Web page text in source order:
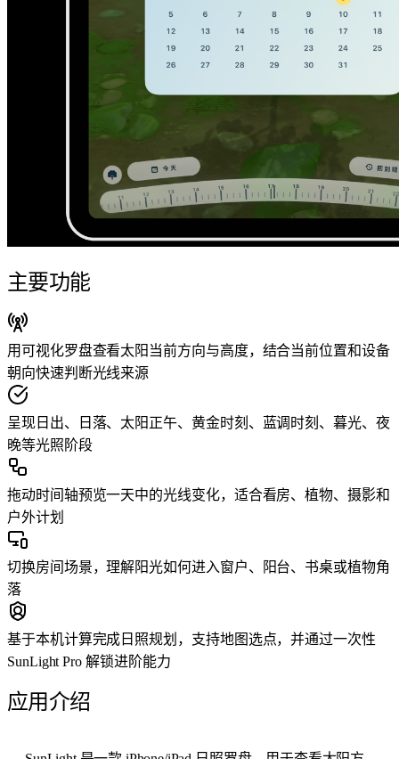
主要功能
用可视化罗盘查看太阳当前方向与高度，结合当前位置和设备
朝向快速判断光线来源
呈现日出、日落、太阳正午、黄金时刻、蓝调时刻、暮光、夜
晚等光照阶段
拖动时间轴预览一天中的光线变化，适合看房、植物、摄影和
户外计划
切换房间场景，理解阳光如何进入窗户、阳台、书桌或植物角
落
基于本机计算完成日照规划，支持地图选点，并通过一次性
SunLight Pro 解锁进阶能力
应用介绍